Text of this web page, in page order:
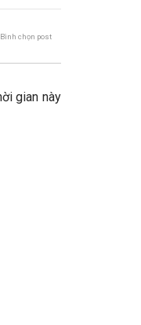
Bình chọn post
gian này